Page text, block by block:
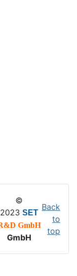
©
2023 SET
GmbH
GmbH
Back
to
top